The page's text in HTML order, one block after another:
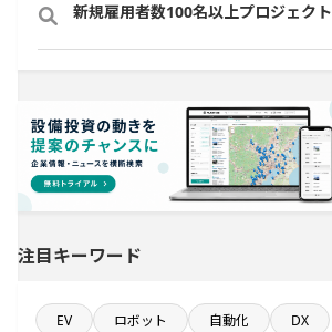
新規雇用者数100名以上プロジェクト
発電設備の導入を含む工場プロジェ
クト
注目キーワード
EV ロボット 自動化
DX